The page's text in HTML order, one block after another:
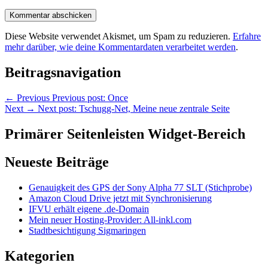
Diese Website verwendet Akismet, um Spam zu reduzieren. Erfahre
mehr darüber, wie deine Kommentardaten verarbeitet werden.
Beitragsnavigation
← Previous Previous post: Once
Next → Next post: Tschugg-Net, Meine neue zentrale Seite
Primärer Seitenleisten Widget-Bereich
Neueste Beiträge
Genauigkeit des GPS der Sony Alpha 77 SLT (Stichprobe)
Amazon Cloud Drive jetzt mit Synchronisierung
IFVU erhält eigene .de-Domain
Mein neuer Hosting-Provider: All-inkl.com
Stadtbesichtigung Sigmaringen
Kategorien